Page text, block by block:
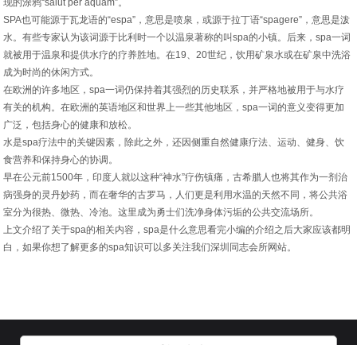
现的涂鸦“salut per aquam”。
SPA也可能源于瓦龙语的“espa”，意思是喷泉，或源于拉丁语“spagere”，意思是泼
水。有些专家认为该词源于比利时一个以温泉著称的叫spa的小镇。后来，spa一词
就被用于温泉和提供水疗的疗养胜地。在19、20世纪，饮用矿泉水或在矿泉中洗浴
成为时尚的休闲方式。
在欧洲的许多地区，spa一词仍保持着其强烈的历史联系，并严格地被用于与水疗
有关的机构。在欧洲的英语地区和世界上一些其他地区，spa一词的意义变得更加
广泛，包括身心的健康和放松。
水是spa疗法中的关键因素，除此之外，还因侧重自然健康疗法、运动、健身、饮
食营养和保持身心的协调。
早在公元前1500年，印度人就以这种“神水”疗伤镇痛，古希腊人也将其作为一剂治
病强身的灵丹妙药，而在奢华的古罗马，人们更是利用水温的天然不同，将公共浴
室分为很热、微热、冷池。这里成为勇士们洗净身体污垢的公共交流场所。
上文介绍了关于spa的相关内容，spa是什么意思看完小编的介绍之后大家应该都明
白，如果你想了解更多的spa知识可以多关注我们深圳同志会所网站。